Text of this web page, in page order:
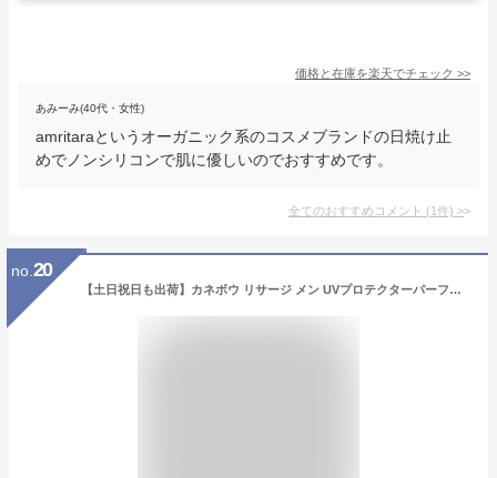
価格と在庫を楽天でチェック >>
あみーみ(40代・女性)
amritaraというオーガニック系のコスメブランドの日焼け止
めでノンシリコンで肌に優しいのでおすすめです。
全てのおすすめコメント (1件) >
no. 20
【土日祝日も出荷】カネボウ リサージ メン UVプロテクターパーフェクト 50g 男性用 メンズ UVジェル 日焼け止め 汗 摩擦 スポーツ レジャー 国内正規品